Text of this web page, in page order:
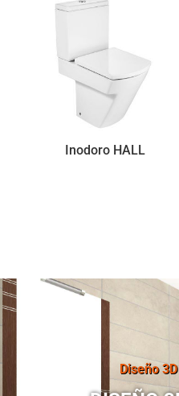
Inodoro HALL
Diseño